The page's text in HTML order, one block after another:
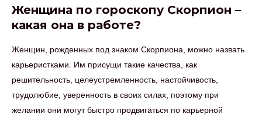
Женщина по гороскопу Скорпион –
какая она в работе?
Женщин, рожденных под знаком Скорпиона, можно назвать
карьеристками. Им присущи такие качества, как
решительность, целеустремленность, настойчивость,
трудолюбие, уверенность в своих силах, поэтому при
желании они могут быстро продвигаться по карьерной